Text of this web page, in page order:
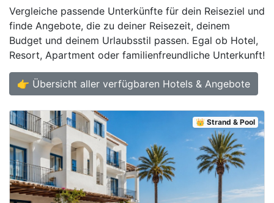
Vergleiche passende Unterkünfte für dein Reiseziel und
finde Angebote, die zu deiner Reisezeit, deinem
Budget und deinem Urlaubsstil passen. Egal ob Hotel,
Resort, Apartment oder familienfreundliche Unterkunft!
👉 Übersicht aller verfügbaren Hotels & Angebote
👑 Strand & Pool